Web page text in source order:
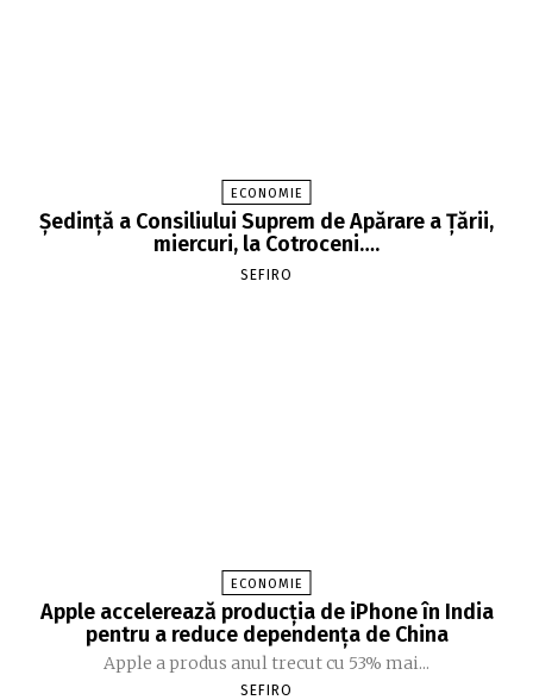
ECONOMIE
Şedinţă a Consiliului Suprem de Apărare a Ţării,
miercuri, la Cotroceni….
SEFIRO
ECONOMIE
Apple accelerează producția de iPhone în India
pentru a reduce dependența de China
Apple a produs anul trecut cu 53% mai...
SEFIRO